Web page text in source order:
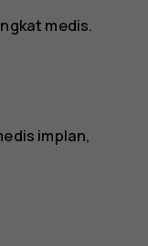
medis.
implan,